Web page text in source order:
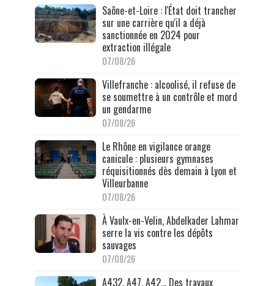
Saône-et-Loire : l'État doit trancher
sur une carrière qu'il a déjà
sanctionnée en 2024 pour
extraction illégale
07/08/26
Villefranche : alcoolisé, il refuse de
se soumettre à un contrôle et mord
un gendarme
07/08/26
Le Rhône en vigilance orange
canicule : plusieurs gymnases
réquisitionnés dès demain à Lyon et
Villeurbanne
07/08/26
À Vaulx-en-Velin, Abdelkader Lahmar
serre la vis contre les dépôts
sauvages
07/08/26
A432, A47, A42… Des travaux